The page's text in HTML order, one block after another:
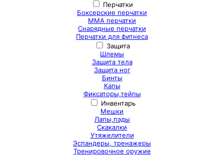
Перчатки
Боксерские перчатки
ММА перчатки
Снарядные перчатки
Перчатки для фитнеса
Защита
Шлемы
Защита тела
Защита ног
Бинты
Капы
Фиксаторы,тейпы
Инвентарь
Мешки
Лапы,пэды
Скакалки
Утяжелители
Эспандеры, тренажеры
Тренировочное оружие